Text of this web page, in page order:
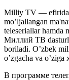
Milliy TV — efirida
mo’ljallangan
teleseriallar hamda
Миллий ТВ
boriladi. O’zbek
o’zgacha va
В программе